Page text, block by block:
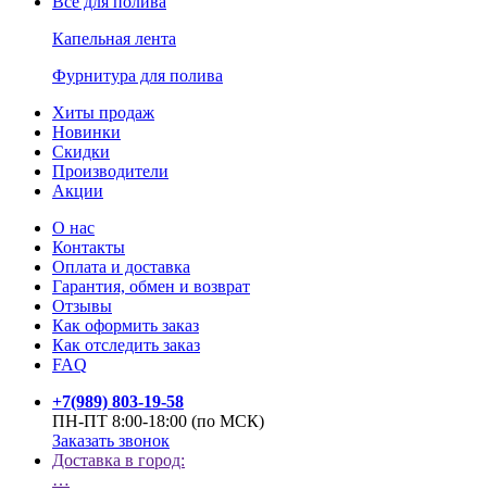
Капельная лента
Фурнитура для полива
Хиты продаж
Новинки
Скидки
Производители
Акции
О нас
Контакты
Оплата и доставка
Гарантия, обмен и возврат
Отзывы
Как оформить заказ
Как отследить заказ
FAQ
+7(989) 803-19-58
ПН-ПТ 8:00-18:00 (по МСК)
Заказать звонок
Доставка в город:
…